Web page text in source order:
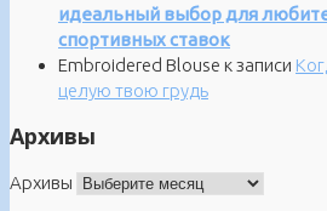
идеальный выбор для
спортивных ставок
Embroidered Blouse к записи
целую твою грудь
Архивы
Архивы